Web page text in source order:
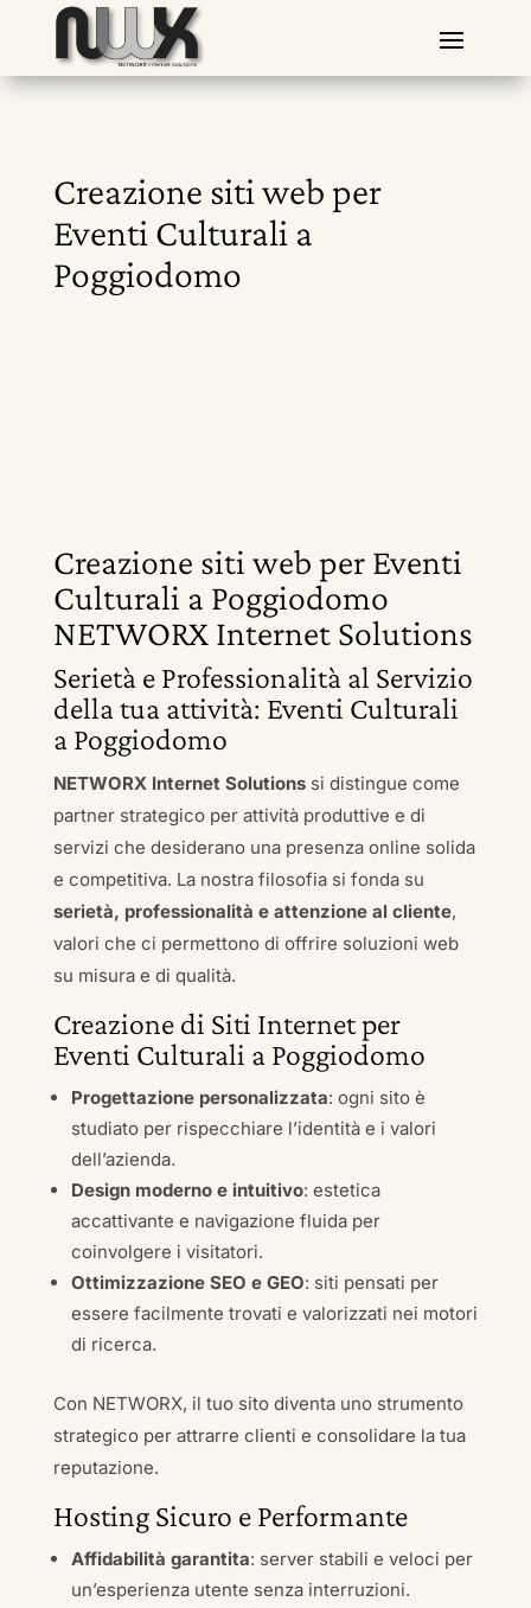
Creazione siti web per
Eventi Culturali a
Poggiodomo
Creazione siti web per Eventi
Culturali a Poggiodomo
NETWORX Internet Solutions
Serietà e Professionalità al Servizio
della tua attività: Eventi Culturali
a Poggiodomo
NETWORX Internet Solutionssi distingue come
partner strategico per attività produttive e di
servizi che desiderano una presenza online solida
e competitiva. La nostra filosofia si fonda su
serietà, professionalità e attenzione al cliente,
valori che ci permettono di offrire soluzioni web
su misura e di qualità.
Creazione di Siti Internet per
Eventi Culturali a Poggiodomo
Progettazione personalizzata: ogni sito è
studiato per rispecchiare l’identità e i valori
dell’azienda.
Design moderno e intuitivo: estetica
accattivante e navigazione fluida per
coinvolgere i visitatori.
Ottimizzazione SEO e GEO: siti pensati per
essere facilmente trovati e valorizzati nei motori
di ricerca.
Con NETWORX, il tuo sito diventa uno strumento
strategico per attrarre clienti e consolidare la tua
reputazione.
Hosting Sicuro e Performante
Affidabilità garantita: server stabili e veloci per
un’esperienza utente senza interruzioni.